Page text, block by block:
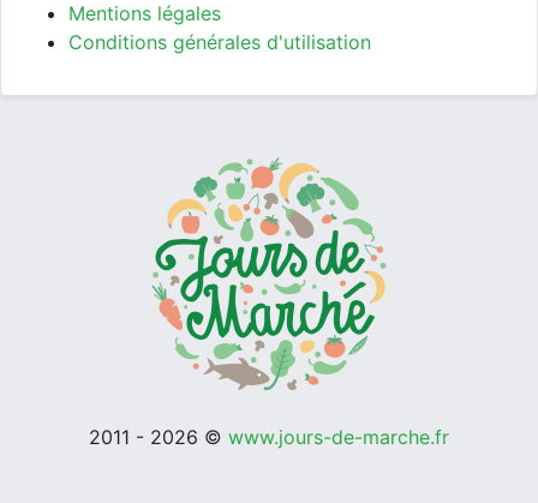
Mentions légales
Conditions générales d'utilisation
2011 - 2026 © www.jours-de-marche.fr